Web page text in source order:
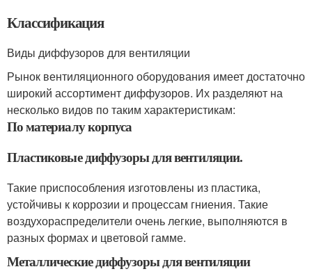
Классификация
Виды диффузоров для вентиляции
Рынок вентиляционного оборудования имеет достаточно
широкий ассортимент диффузоров. Их разделяют на
несколько видов по таким характеристикам:
По материалу корпуса
Пластиковые диффузоры для вентиляции.
Такие приспособления изготовлены из пластика,
устойчивы к коррозии и процессам гниения. Такие
воздухораспределители очень легкие, выполняются в
разных формах и цветовой гамме.
Металлические диффузоры для вентиляции